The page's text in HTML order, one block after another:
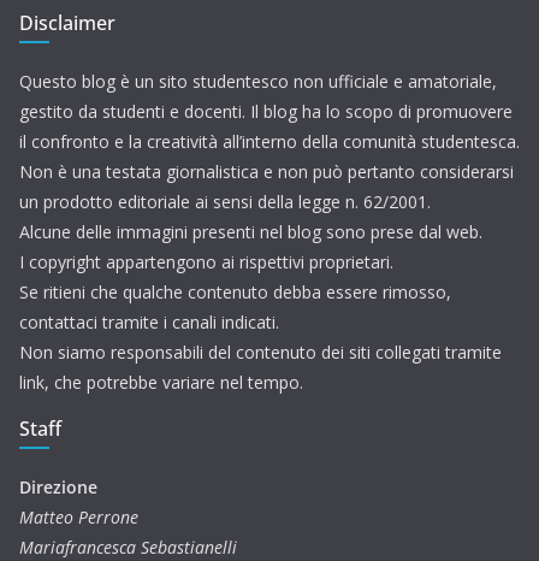
Disclaimer
Questo blog è un sito studentesco non ufficiale e amatoriale,
gestito da studenti e docenti. Il blog ha lo scopo di promuovere
il confronto e la creatività all’interno della comunità studentesca.
Non è una testata giornalistica e non può pertanto considerarsi
un prodotto editoriale ai sensi della legge n. 62/2001.
Alcune delle immagini presenti nel blog sono prese dal web.
I copyright appartengono ai rispettivi proprietari.
Se ritieni che qualche contenuto debba essere rimosso,
contattaci tramite i canali indicati.
Non siamo responsabili del contenuto dei siti collegati tramite
link, che potrebbe variare nel tempo.
Staff
Direzione
Matteo Perrone
Mariafrancesca Sebastianelli